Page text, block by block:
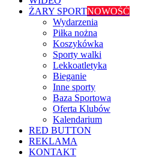
ŻARY SPORTNOWOŚĆ
Wydarzenia
Piłka nożna
Koszykówka
Sporty walki
Lekkoatletyka
Bieganie
Inne sporty
Baza Sportowa
Oferta Klubów
Kalendarium
RED BUTTON
REKLAMA
KONTAKT